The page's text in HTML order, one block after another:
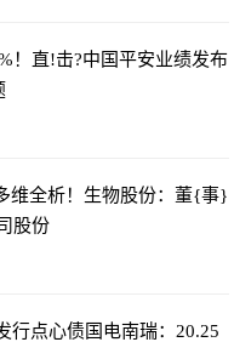
！ 直!击?中国平安业绩发布
维全析！ 生物股份：董{事}
股份
行点心债国电南瑞：20.25